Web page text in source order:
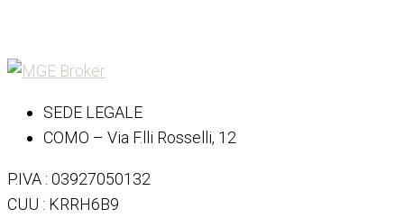
SEDE LEGALE
COMO – Via F.lli Rosselli, 12
P.IVA : 03927050132
CUU : KRRH6B9